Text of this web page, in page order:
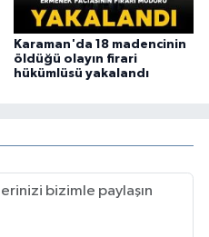
Karaman'da 18 madencinin
öldüğü olayın firari
hükümlüsü yakalandı